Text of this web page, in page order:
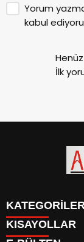
Yorum
kabul
İlk
KATEGORİLER
SİYASET
KISAYOLLAR